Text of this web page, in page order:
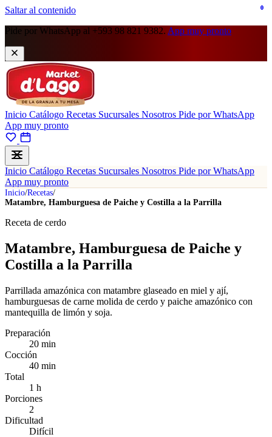
Saltar al contenido
Pide por WhatsApp al +593 98 821 9382. App muy pronto
Inicio Catálogo Recetas Sucursales Nosotros Pide por WhatsApp
App muy pronto
0
0
Inicio Catálogo Recetas Sucursales Nosotros Pide por WhatsApp
App muy pronto
Inicio/Recetas/
Matambre, Hamburguesa de Paiche y Costilla a la Parrilla
Receta de cerdo
Matambre, Hamburguesa de Paiche y
Costilla a la Parrilla
Parrillada amazónica con matambre glaseado en miel y ají,
hamburguesas de carne molida de cerdo y paiche amazónico con
mantequilla de limón y soja.
Preparación
20 min
Cocción
40 min
Total
1 h
Porciones
2
Dificultad
Difícil